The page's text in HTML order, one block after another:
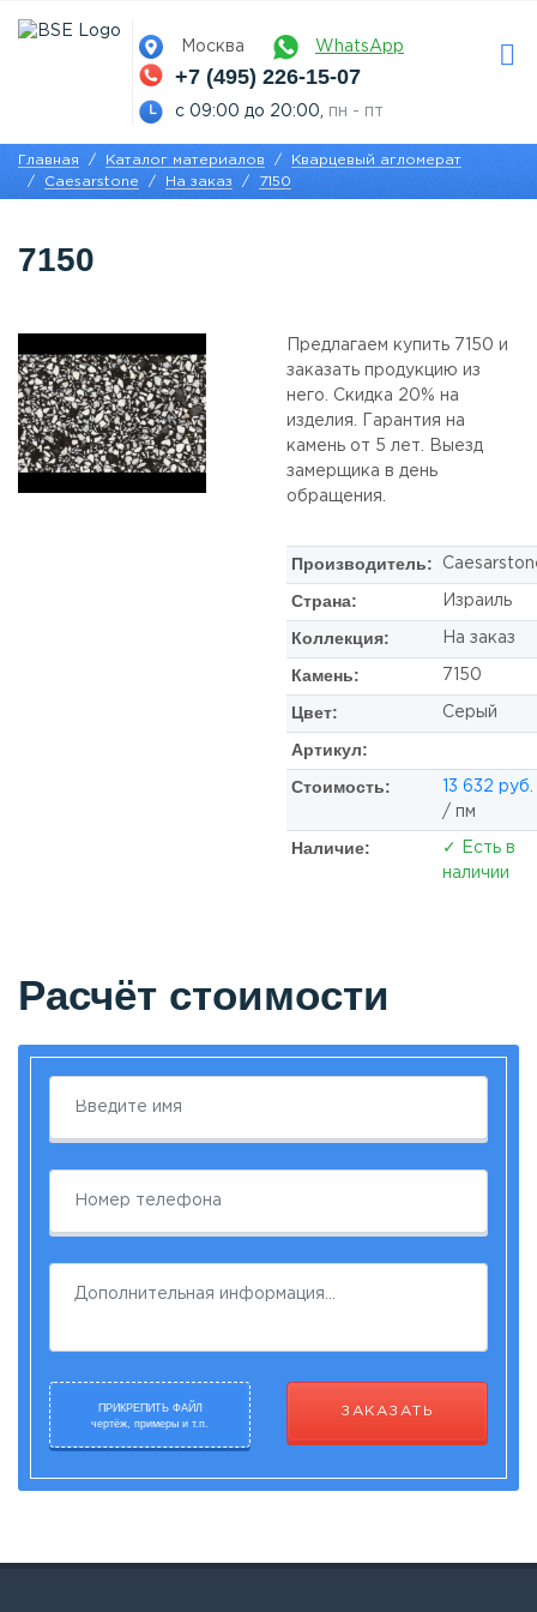
Москва WhatsApp
+7 (495) 226-15-07
с 09:00 до 20:00, пн - пт
Главная Каталог материалов
Кварцевый агломерат
Caesarstone
На заказ 7150
7150
Предлагаем купить 7150 и
заказать продукцию из
него. Скидка 20% на
изделия. Гарантия на
камень от 5 лет. Выезд
замерщика в день
обращения.
Производитель:
Страна: Израиль
Коллекция: На заказ
Камень: 7150
Цвет: Серый
Артикул:
Стоимость:
13 632 руб.
/ пм
Наличие:
✓ Есть в
наличии
Расчёт стоимости
ПРИКРЕПИТЬ ФАЙЛ
чертёж, примеры и т.п.
ЗАКАЗАТЬ